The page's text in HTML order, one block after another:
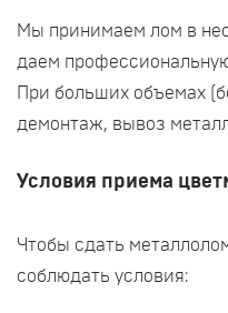
Мы принимаем лом в
даем
При больших объемах
демонтаж, вывоз
Условия приема
Чтобы сдать
соблюдать условия: